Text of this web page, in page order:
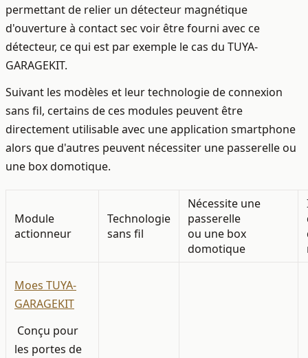
permettant de relier un détecteur magnétique
d'ouverture à contact sec voir être fourni avec ce
détecteur, ce qui est par exemple le cas du TUYA-
GARAGEKIT.
Suivant les modèles et leur technologie de connexion
sans fil, certains de ces modules peuvent être
directement utilisable avec une application smartphone
alors que d'autres peuvent nécessiter une passerelle ou
une box domotique.
Module
actionneur
Technologie
sans fil
Nécessite une
passerelle
ou une box
domotique
Moes TUYA-
GARAGEKIT
Conçu pour
les portes de